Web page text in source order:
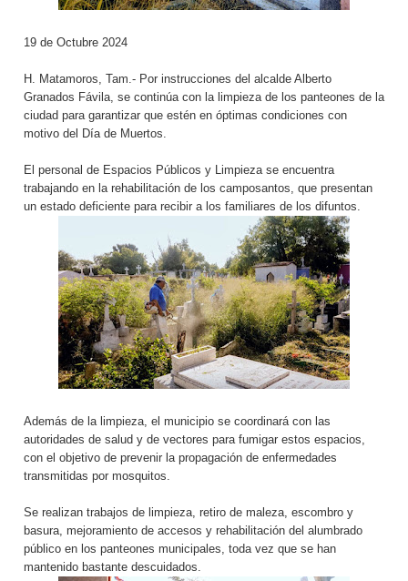
19 de Octubre 2024
H. Matamoros, Tam.- Por instrucciones del alcalde Alberto
Granados Fávila, se continúa con la limpieza de los panteones de la
ciudad para garantizar que estén en óptimas condiciones con
motivo del Día de Muertos.
El personal de Espacios Públicos y Limpieza se encuentra
trabajando en la rehabilitación de los camposantos, que presentan
un estado deficiente para recibir a los familiares de los difuntos.
Además de la limpieza, el municipio se coordinará con las
autoridades de salud y de vectores para fumigar estos espacios,
con el objetivo de prevenir la propagación de enfermedades
transmitidas por mosquitos.
Se realizan trabajos de limpieza, retiro de maleza, escombro y
basura, mejoramiento de accesos y rehabilitación del alumbrado
público en los panteones municipales, toda vez que se han
mantenido bastante descuidados.